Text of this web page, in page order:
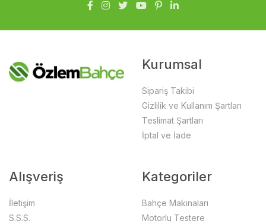
Kurumsal
Sipariş Takibi
Gizlilik ve Kullanım Şartları
Teslimat Şartları
İptal ve İade
Alışveriş
İletişim
S.S.S.
Kategoriler
Bahçe Makinaları
Motorlu Testere